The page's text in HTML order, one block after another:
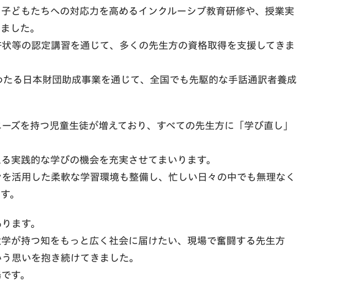
どもたちへの対応力を高めるインクルーシブ教育研修や、授業実
した。
等の認定講習を通じて、多くの先生方の資格取得を支援してきま
る日本財団助成事業を通じて、全国でも先駆的な手話通訳者養成
ズを持つ児童生徒が増えており、すべての先生方に「学び直し」
実践的な学びの機会を充実させてまいります。
活用した柔軟な学習環境も整備し、忙しい日々の中でも無理なく
。
ます。
が持つ知をもっと広く社会に届けたい、現場で奮闘する先生方
思いを抱き続けてきました。
す。